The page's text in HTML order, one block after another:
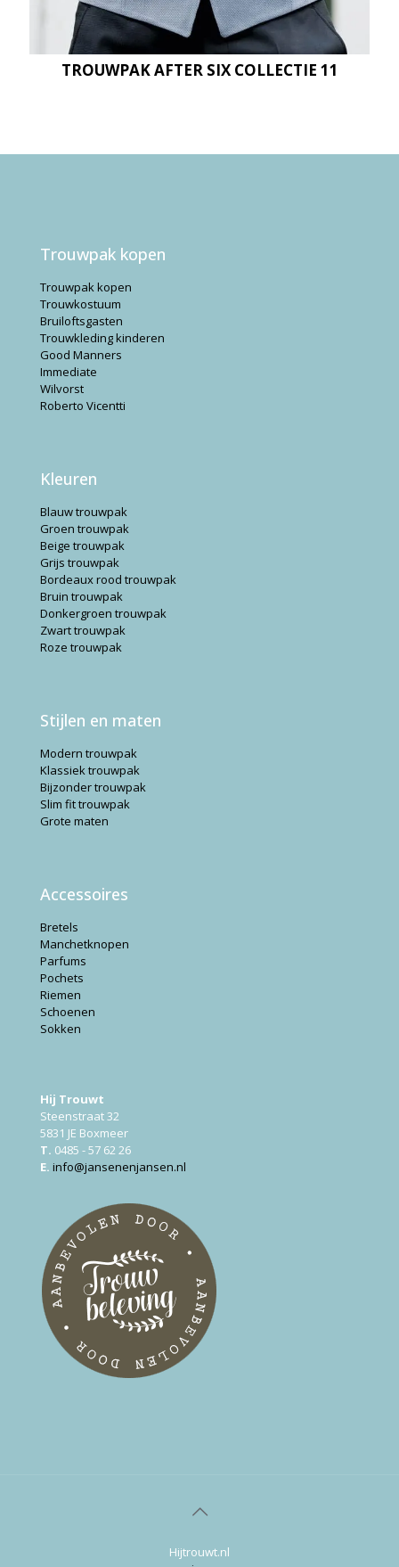
TROUWPAK AFTER SIX COLLECTIE 11
Trouwpak kopen
Trouwpak kopen
Trouwkostuum
Bruiloftsgasten
Trouwkleding kinderen
Good Manners
Immediate
Wilvorst
Roberto Vicentti
Kleuren
Blauw trouwpak
Groen trouwpak
Beige trouwpak
Grijs trouwpak
Bordeaux rood trouwpak
Bruin trouwpak
Donkergroen trouwpak
Zwart trouwpak
Roze trouwpak
Stijlen en maten
Modern trouwpak
Klassiek trouwpak
Bijzonder trouwpak
Slim fit trouwpak
Grote maten
Accessoires
Bretels
Manchetknopen
Parfums
Pochets
Riemen
Schoenen
Sokken
Hij Trouwt
Steenstraat 32
5831 JE Boxmeer
T. 0485 - 57 62 26
E. info@jansenenjansen.nl
Hijtrouwt.nl